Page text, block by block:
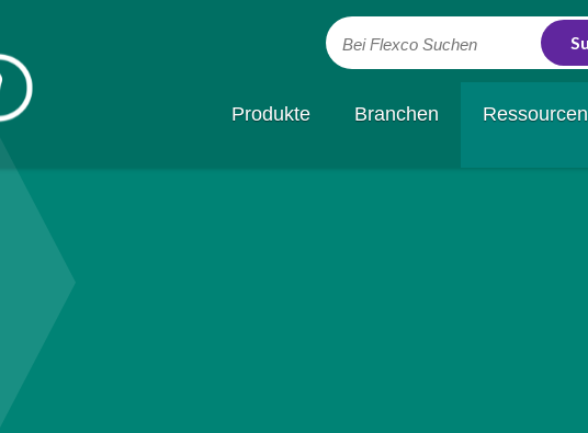
Bei Flexco Suchen
Produkte Branchen Ressourcen